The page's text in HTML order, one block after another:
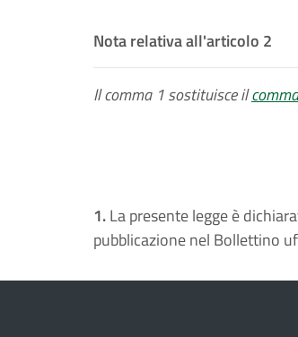
Nota relativa all'articolo 2
Il comma 1 sostituisce il
1.La presente legge è
pubblicazione nel Bollettino